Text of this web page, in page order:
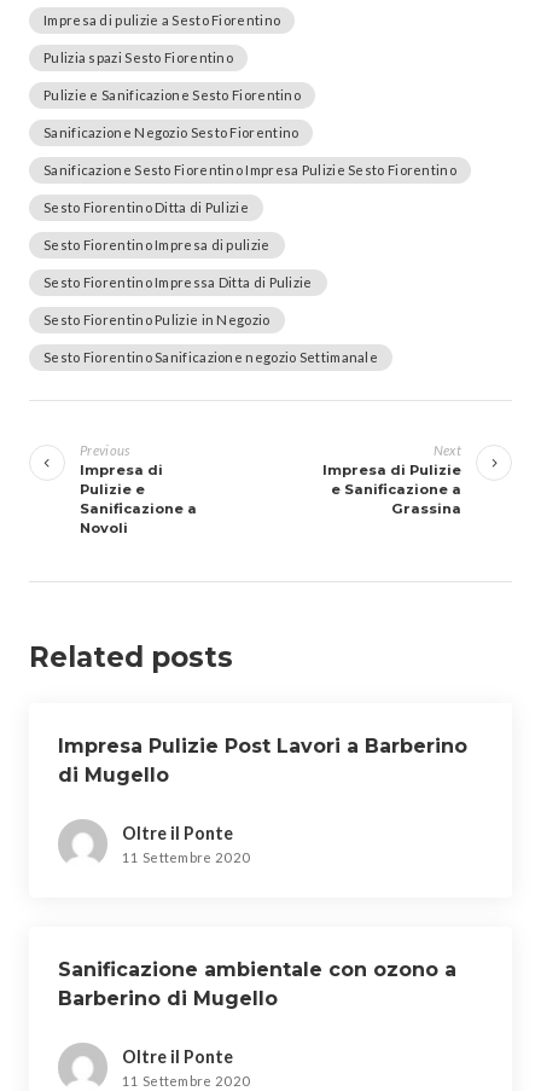
Impresa di pulizie a Sesto Fiorentino
Pulizia spazi Sesto Fiorentino
Pulizie e Sanificazione Sesto Fiorentino
Sanificazione Negozio Sesto Fiorentino
Sanificazione Sesto Fiorentino Impresa Pulizie Sesto Fiorentino
Sesto Fiorentino Ditta di Pulizie
Sesto Fiorentino Impresa di pulizie
Sesto Fiorentino Impressa Ditta di Pulizie
Sesto Fiorentino Pulizie in Negozio
Sesto Fiorentino Sanificazione negozio Settimanale
articoli
Previous
Impresa di
Pulizie e
Sanificazione a
Novoli
Next
Impresa di Pulizie
e Sanificazione a
Grassina
Related posts
Impresa Pulizie Post Lavori a Barberino
di Mugello
Oltre il Ponte
11 Settembre 2020
Sanificazione ambientale con ozono a
Barberino di Mugello
Oltre il Ponte
11 Settembre 2020